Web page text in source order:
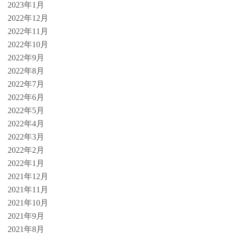
2023年1月
2022年12月
2022年11月
2022年10月
2022年9月
2022年8月
2022年7月
2022年6月
2022年5月
2022年4月
2022年3月
2022年2月
2022年1月
2021年12月
2021年11月
2021年10月
2021年9月
2021年8月